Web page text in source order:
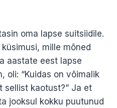
oma lapse suitsiidile.
mille mõned
aastate eest lapse
oli: “Kuidas on võimalik
sellist kaotust?” Ja et
jooksul kokku puutunud